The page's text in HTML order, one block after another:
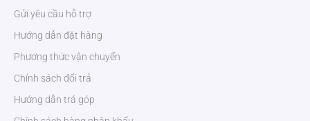
Gửi yêu cầu hỗ trợ
Hướng dẫn đặt hàng
Phương thức vận chuyển
Chính sách đổi trả
Hướng dẫn trả góp